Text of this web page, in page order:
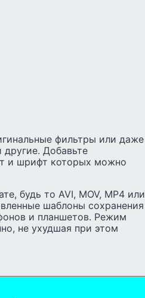
фильтры или даже
Добавьте
и шрифт которых можно
будь то AVI, MOV, MP4 или
шаблоны сохранения
и планшетов. Режим
не ухудшая при этом